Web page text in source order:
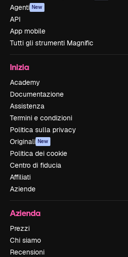
Agenti New
API
App mobile
Tutti gli strumenti Magnific
Inizia
Academy
Documentazione
Assistenza
Termini e condizioni
Politica sulla privacy
Originali New
Politica dei cookie
Centro di fiducia
Affiliati
Aziende
Azienda
Prezzi
Chi siamo
Recensioni